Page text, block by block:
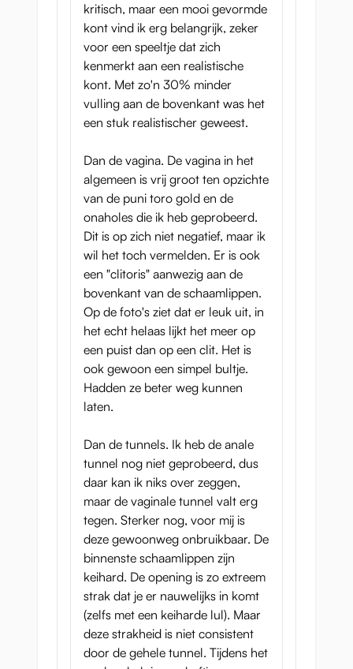
kritisch, maar een mooi gevormde
kont vind ik erg belangrijk, zeker
voor een speeltje dat zich
kenmerkt aan een realistische
kont. Met zo'n 30% minder
vulling aan de bovenkant was het
een stuk realistischer geweest.
Dan de vagina. De vagina in het
algemeen is vrij groot ten opzichte
van de puni toro gold en de
onaholes die ik heb geprobeerd.
Dit is op zich niet negatief, maar ik
wil het toch vermelden. Er is ook
een "clitoris" aanwezig aan de
bovenkant van de schaamlippen.
Op de foto's ziet dat er leuk uit, in
het echt helaas lijkt het meer op
een puist dan op een clit. Het is
ook gewoon een simpel bultje.
Hadden ze beter weg kunnen
laten.
Dan de tunnels. Ik heb de anale
tunnel nog niet geprobeerd, dus
daar kan ik niks over zeggen,
maar de vaginale tunnel valt erg
tegen. Sterker nog, voor mij is
deze gewoonweg onbruikbaar. De
binnenste schaamlippen zijn
keihard. De opening is zo extreem
strak dat je er nauwelijks in komt
(zelfs met een keiharde lul). Maar
deze strakheid is niet consistent
door de gehele tunnel. Tijdens het